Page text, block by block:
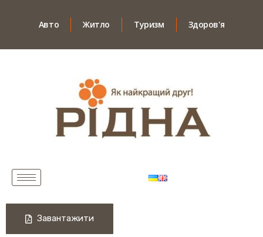
Авто Житло Туризм Здоров'я
Завантажити